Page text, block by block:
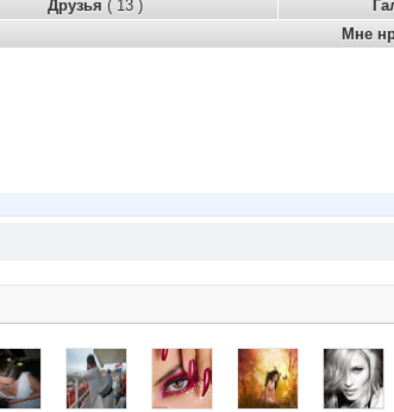
Друзья ( 13 )
Мне